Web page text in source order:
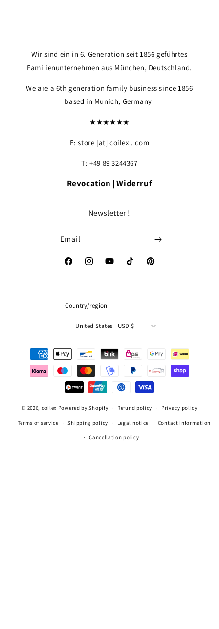
Wir sind ein in 6. Generation seit 1856 geführtes
Familienunternehmen aus München, Deutschland.
We are a 6th generation family business since 1856
based in Munich, Germany.
★★★★★★
E: store [at] coilex . com
T: +49 89 3244367
Revocation | Widerruf
Newsletter !
Email
FacebookInstagramYouTubeTikTok Pinterest
Country/region
United States | USD $
Payment
methods
© 2026, coilex Powered by Shopify Refund policy Privacy policy
Terms of service Shipping policy Legal notice Contact information
Cancellation policy
Login required
Log in to your account to add products to